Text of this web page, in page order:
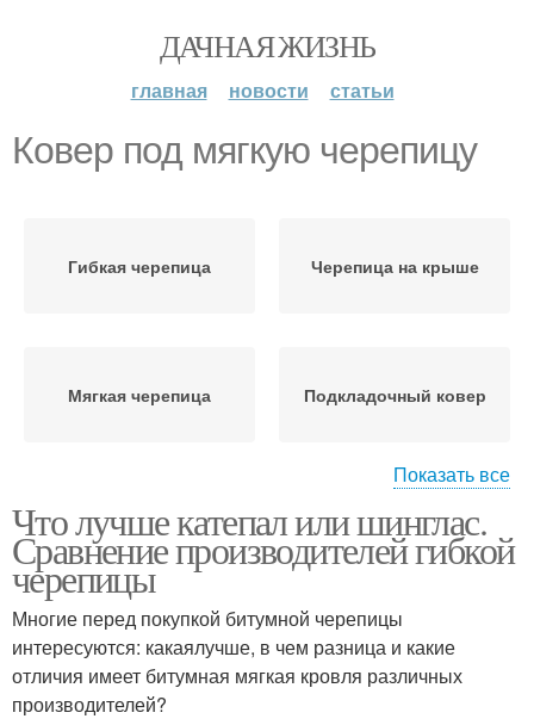
ДАЧНАЯ ЖИЗНЬ
главная новости статьи
Ковер под мягкую черепицу
Гибкая черепица Черепица на крыше
Мягкая черепица Подкладочный ковер
кровли
кровлю
Показать все
Что лучше катепал или шинглас.
Сравнение производителей гибкой
черепицы
Многие перед покупкой битумной черепицы
интересуются: какаялучше, в чем разница и какие
отличия имеет битумная мягкая кровля различных
производителей?